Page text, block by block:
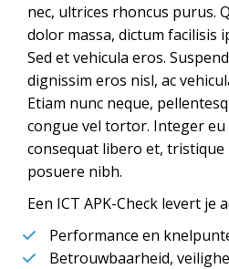
nec, ultrices rhoncus purus.
dolor massa, dictum facilisis
Sed et vehicula eros.
dignissim eros nisl, ac
Etiam nunc neque,
congue vel tortor. Integer
consequat libero et, tristique
posuere nibh.
Een ICT APK-Check levert je
Performance en
Betrouwbaarheid,